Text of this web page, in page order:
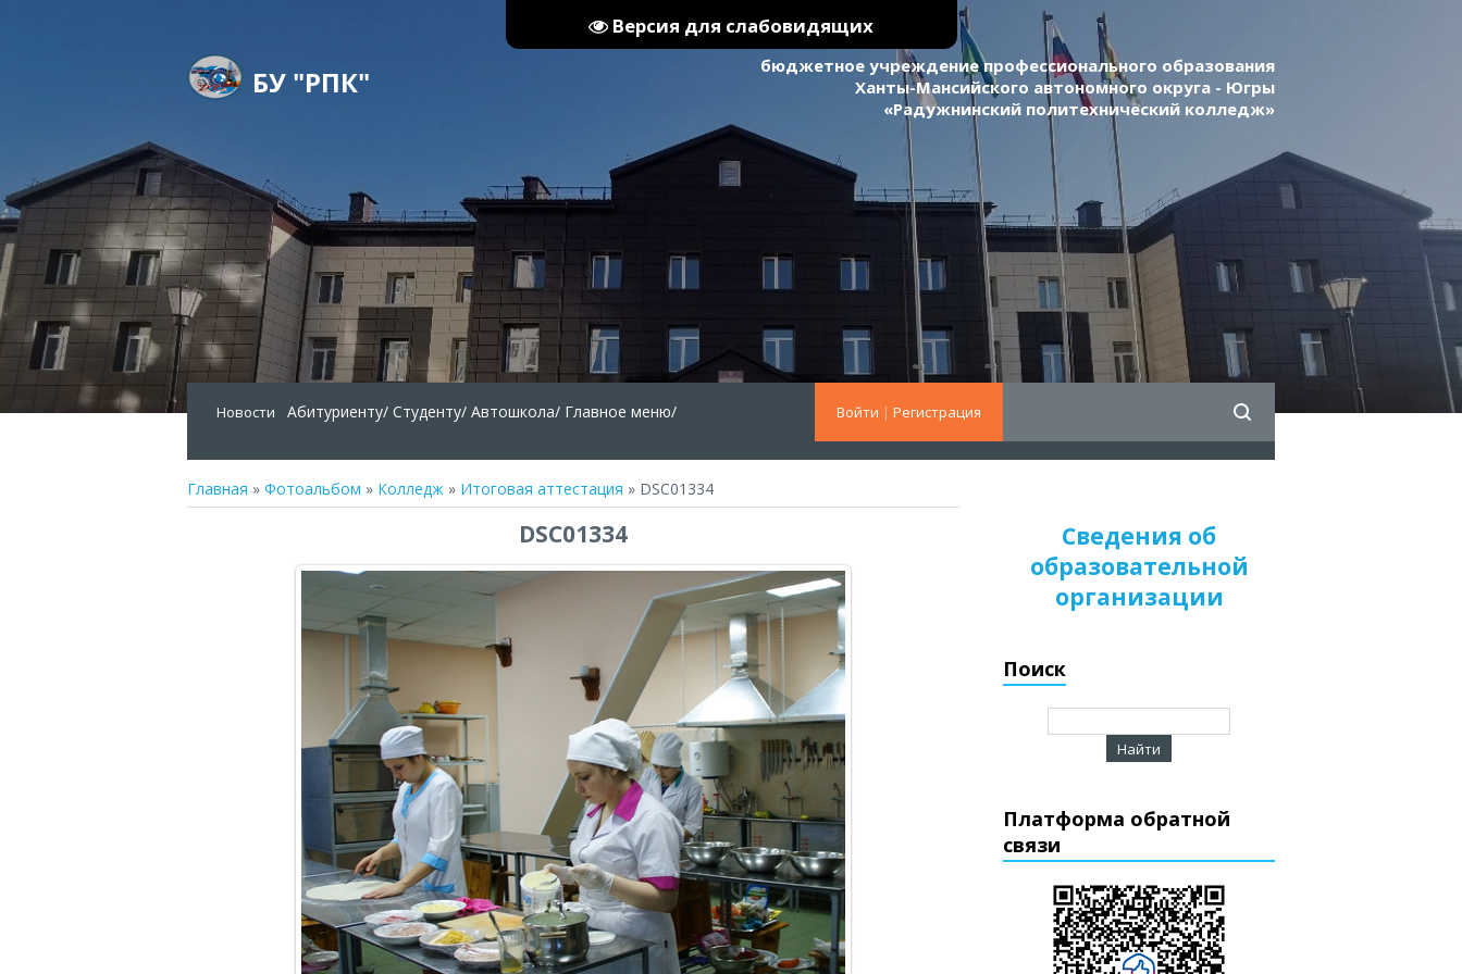
Версия для слабовидящих
БУ "РПК"
бюджетное учреждение профессионального образования
Ханты-Мансийского автономного округа - Югры
«Радужнинский политехнический колледж»
Войти | Регистрация
Новости Абитуриенту/ Студенту/ Автошкола/ Главное меню/
Главная » Фотоальбом » Колледж » Итоговая аттестация » DSC01334
DSC01334
Сведения об
образовательной
организации
Поиск
Платформа обратной
связи